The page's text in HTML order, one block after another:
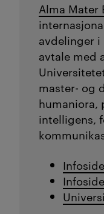
Alma Mater
avdelinger i
avtale med
master- og
humaniora,
intelligens,